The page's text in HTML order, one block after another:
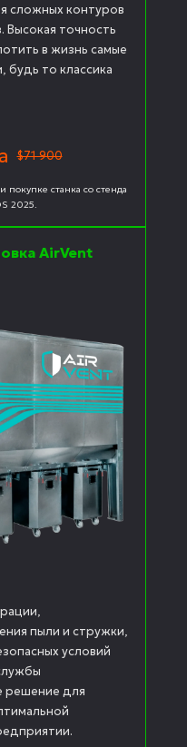
сложных контуров
Высокая точность
в жизнь самые
будь то классика
$71 900
станка со стенда
2025.
AirVent
пыли и стружки,
условий
решение для